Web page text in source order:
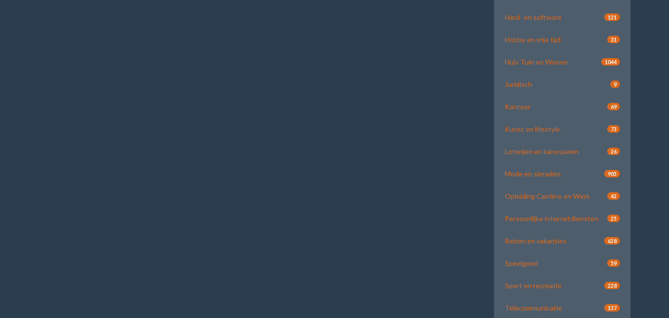
Hard- en software 121
Hobby en vrije tijd 31
Huis Tuin en Wonen 1044
Juridisch 9
Kantoor 69
Kunst en lifestyle 73
Loterijen en kansspelen 26
Mode en sieraden 905
Opleiding Carrière en Werk 42
Persoonlijke internetdiensten 25
Reizen en vakanties 628
Speelgoed 59
Sport en recreatie 228
Telecommunicatie 137